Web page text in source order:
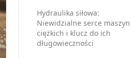
Hydraulika siłowa:
Niewidzialne serce maszyn
ciężkich i klucz do ich
długowieczności